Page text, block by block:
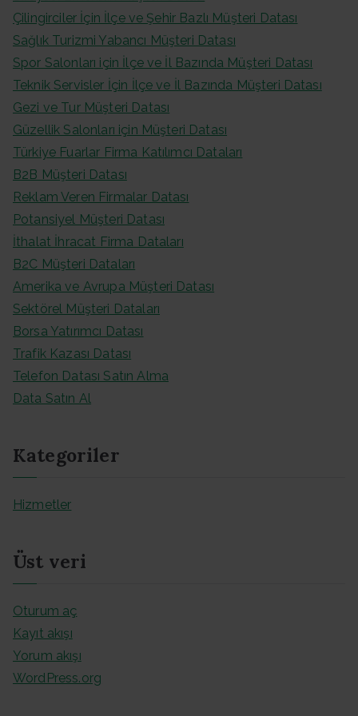
Çilingirciler İçin İlçe ve Şehir Bazlı Müşteri Datası
Sağlık Turizmi Yabancı Müşteri Datası
Spor Salonları için İlçe ve İl Bazında Müşteri Datası
Teknik Servisler İçin İlçe ve İl Bazında Müşteri Datası
Gezi ve Tur Müşteri Datası
Güzellik Salonları için Müşteri Datası
Türkiye Fuarlar Firma Katılımcı Dataları
B2B Müşteri Datası
Reklam Veren Firmalar Datası
Potansiyel Müşteri Datası
İthalat İhracat Firma Dataları
B2C Müşteri Dataları
Amerika ve Avrupa Müşteri Datası
Sektörel Müşteri Dataları
Borsa Yatırımcı Datası
Trafik Kazası Datası
Telefon Datası Satın Alma
Data Satın Al
Kategoriler
Hizmetler
Üst veri
Oturum aç
Kayıt akışı
Yorum akışı
WordPress.org